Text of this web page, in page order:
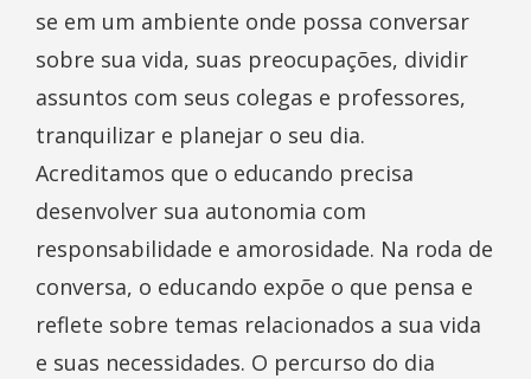
se em um ambiente onde possa conversar
sobre sua vida, suas preocupações, dividir
assuntos com seus colegas e professores,
tranquilizar e planejar o seu dia.
Acreditamos que o educando precisa
desenvolver sua autonomia com
responsabilidade e amorosidade. Na roda de
conversa, o educando expõe o que pensa e
reflete sobre temas relacionados a sua vida
e suas necessidades. O percurso do dia